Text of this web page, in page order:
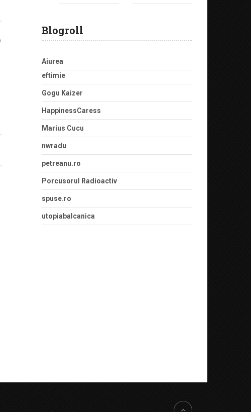
Blogroll
Aiurea
eftimie
Gogu Kaizer
HappinessCaress
Marius Cucu
nwradu
petreanu.ro
Porcusorul Radioactiv
spuse.ro
utopiabalcanica